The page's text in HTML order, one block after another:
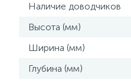
Наличие доводчиков
Высота (мм)
Ширина (мм)
Глубина (мм)